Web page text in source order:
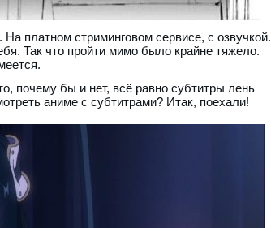
платном стриминговом сервисе, с озвучкой.
Так что пройти мимо было крайне тяжело.
почему бы и нет, всё равно субтитры лень
аниме с субтитрами? Итак, поехали!